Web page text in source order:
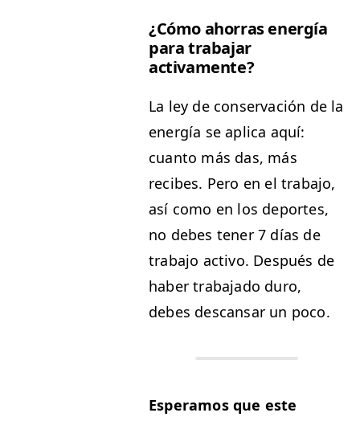
¿Cómo ahor­ras energía
para tra­ba­jar
activamente?
La ley de con­ser­vación de la
energía se apli­ca aquí:
cuan­to más das, más
recibes. Pero en el tra­ba­jo,
así como en los deportes,
no debes ten­er 7 días de
tra­ba­jo acti­vo. Después de
haber tra­ba­ja­do duro,
debes des­cansar un poco.
Esper­amos que este